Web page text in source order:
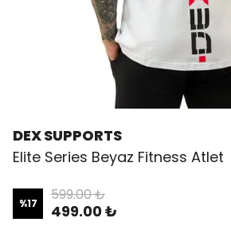
DEX SUPPORTS
Elite Series Beyaz Fitness Atlet
%17 599.00 ₺
499.00 ₺